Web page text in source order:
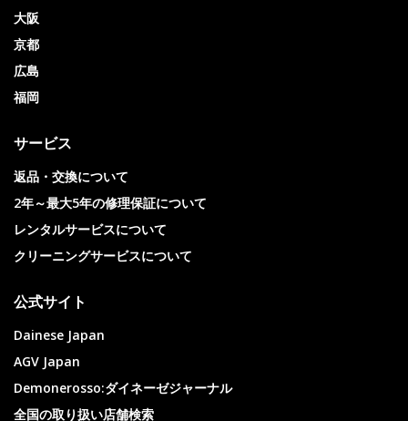
大阪
京都
広島
福岡
サービス
返品・交換について
2年～最大5年の修理保証について
レンタルサービスについて
クリーニングサービスについて
公式サイト
Dainese Japan
AGV Japan
Demonerosso:ダイネーゼジャーナル
全国の取り扱い店舗検索